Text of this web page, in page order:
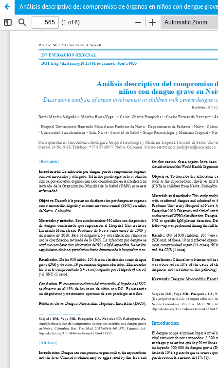
Análisis descriptivo del compromiso de órganos en niños con dengue